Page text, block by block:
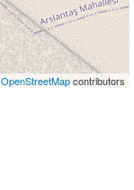
OpenStreetMapcontributors